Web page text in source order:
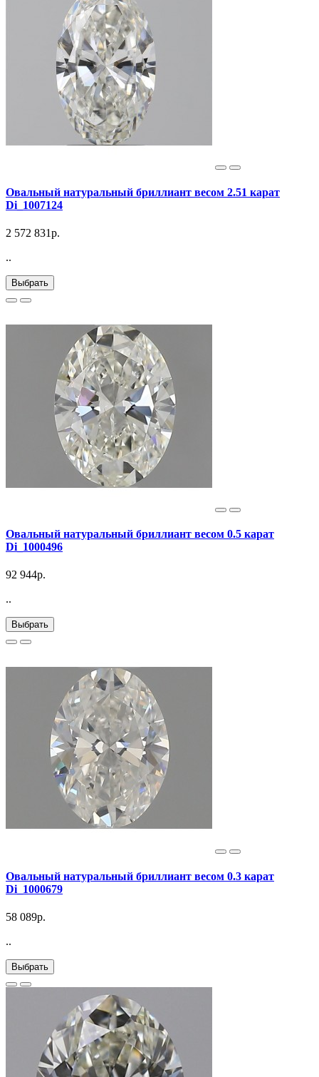
Овальный натуральный бриллиант весом 2.51 карат
Di_1007124
2 572 831р.
..
Выбрать
Овальный натуральный бриллиант весом 0.5 карат
Di_1000496
92 944р.
..
Выбрать
Овальный натуральный бриллиант весом 0.3 карат
Di_1000679
58 089р.
..
Выбрать